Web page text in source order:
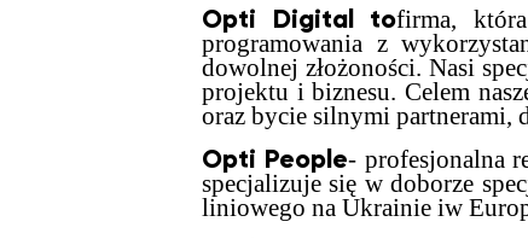
Opti Digital tofirma,
programowania z
dowolnej złożoności. Nasi
projektu i biznesu. Celem
oraz bycie silnymi partnerami,
Opti People- profesjonalna
specjalizuje się w doborze
liniowego na Ukrainie iw